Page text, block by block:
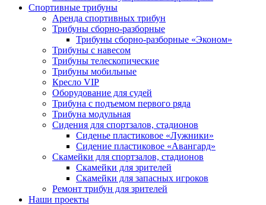
Спортивные трибуны
Аренда спортивных трибун
Трибуны сборно-разборные
Трибуны сборно-разборные «Эконом»
Трибуны с навесом
Трибуны телескопические
Трибуны мобильные
Кресло VIP
Оборудование для судей
Трибуна с подъемом первого ряда
Трибуна модульная
Сидения для спортзалов, стадионов
Сиденье пластиковое «Лужники»
Сидение пластиковое «Авангард»
Скамейки для спортзалов, стадионов
Скамейки для зрителей
Скамейки для запасных игроков
Ремонт трибун для зрителей
Наши проекты